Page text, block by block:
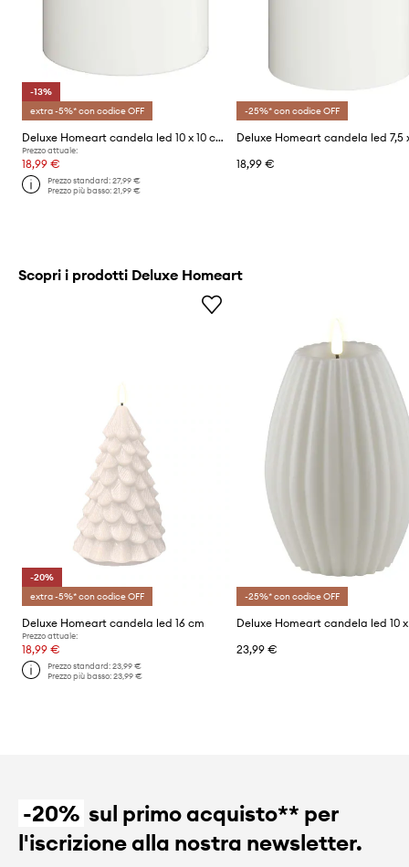
-13%
extra -5%* con codice OFF
Deluxe Homeart candela led 10 x 10 cm
Prezzo attuale:
18,99 €
Prezzo standard:27,99 €
Prezzo più basso:21,99 €
-25%* con codice OFF
18,99 €
Scopri i prodotti Deluxe Homeart
-20%
extra -5%* con codice OFF
Deluxe Homeart candela led 16 cm
Prezzo attuale:
18,99 €
Prezzo standard:23,99 €
Prezzo più basso:23,99 €
-25%* con codice OFF
23,99 €
-20% sul primo acquisto** per
l'iscrizione alla nostra newsletter.